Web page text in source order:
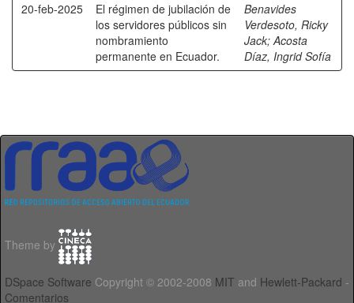
20-feb-2025
El régimen de jubilación de
los servidores públicos sin
nombramiento
permanente en Ecuador.
Benavides
Verdesoto, Ricky
Jack;Acosta
Díaz, Ingrid Sofía
Theme by
DSpace Software Copyright © 2002-2008 MIT and Hewlett-Packard -
Comentarios